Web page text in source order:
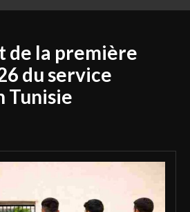
de la première
du service
Tunisie